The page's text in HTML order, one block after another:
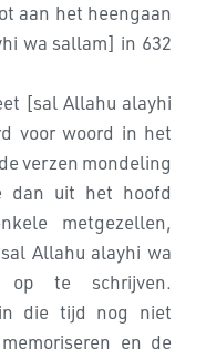
aan het heengaan
wa sallam] in 632
[sal Allahu alayhi
voor woord in het
verzen mondeling
dan uit het hoofd
metgezellen,
Allahu alayhi wa
op te schrijven.
die tijd nog niet
en de